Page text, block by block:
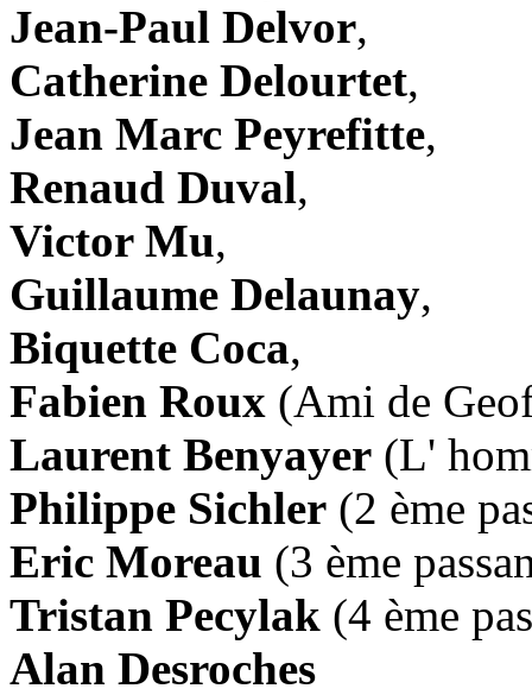
Jean-Paul Delvor,
Catherine Delourtet,
Jean Marc Peyrefitte,
Renaud Duval,
Victor Mu,
Guillaume Delaunay,
Biquette Coca,
Fabien Roux (Ami de
Laurent Benyayer (L'
Philippe Sichler (2 ème
Eric Moreau (3 ème
Tristan Pecylak (4 ème
Alan Desroches